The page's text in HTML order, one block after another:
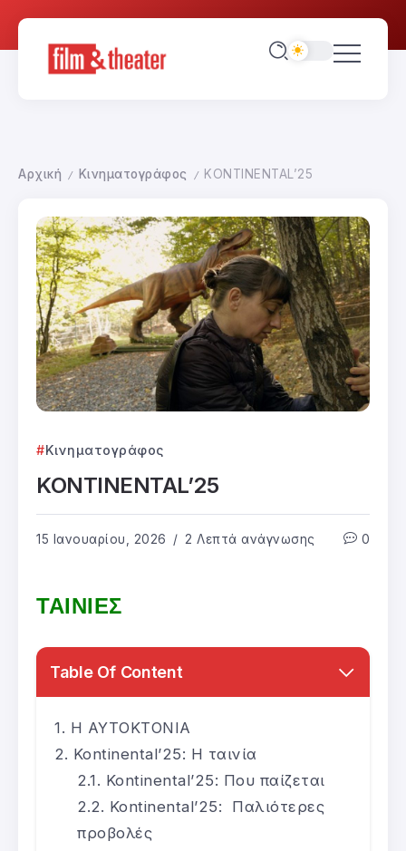
Αρχική / Κινηματογράφος / KONTINENTAL’25
Κινηματογράφος
KONTINENTAL’25
15 Ιανουαρίου, 2026 2 Λεπτά ανάγνωσης 0
ΤΑΙΝΙΕΣ
Table Of Content
Η ΑΥΤΟΚΤΟΝΙΑ
Kontinental’25: Η ταινία
Kontinental’25: Που παίζεται
Kontinental’25: Παλιότερες
προβολές